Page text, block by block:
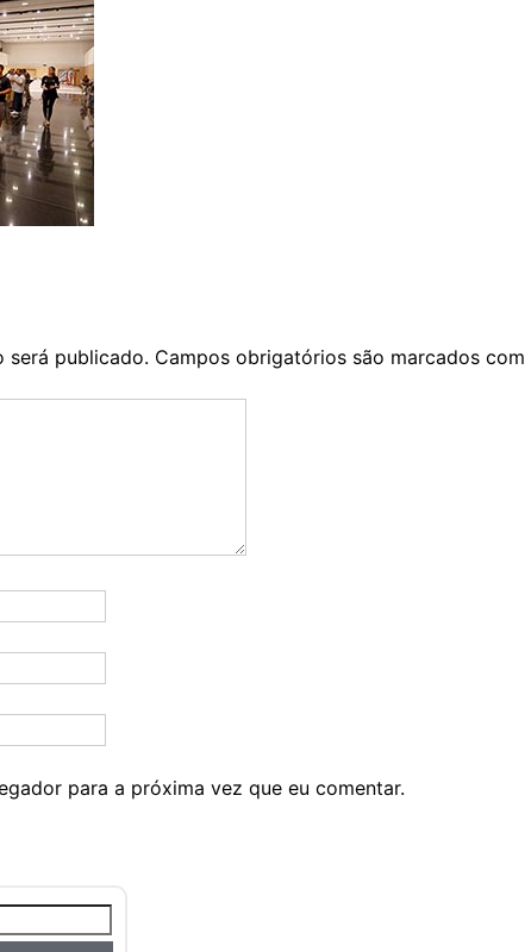
será publicado. Campos obrigatórios são marcados com
para a próxima vez que eu comentar.